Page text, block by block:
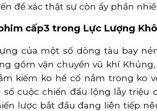
để xác thật sự còn ấy phần
cấp3 trong Lực Lượng
của một số dòng tàu bay
gồm vận chuyển vũ khí
kiếm ko hề cố nắm trong ko
cuộc chiến đấu lộng lẫy
lược bắt đầu đang liên tiếp